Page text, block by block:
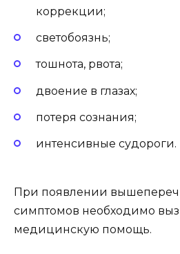
коррекции;
светобоязнь;
тошнота, рвота;
двоение в глазах;
потеря сознания;
интенсивные судороги.
При появлении
симптомов необходимо
медицинскую помощь.